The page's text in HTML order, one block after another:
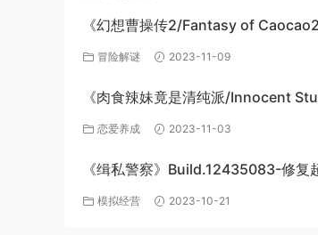
《幻想曹操传2/Fantasy of
下载与介绍
冒险解谜 2023-11-09
《肉食辣妹竟是清纯派/Innocent
机游戏免费下载
恋爱养成 2023-11-03
《缉私警察》Build.12435083-修复
DLC-官方中文-免费下载
模拟经营 2023-10-21